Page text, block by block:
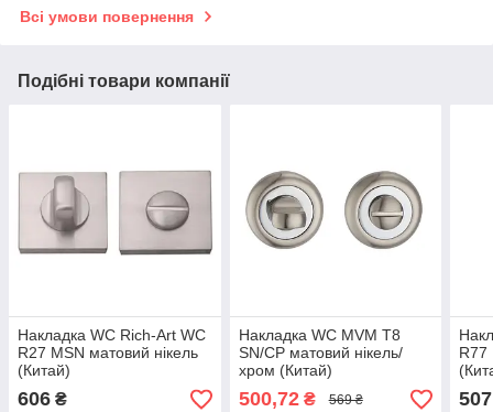
Всі умови повернення
Подібні товари компанії
Накладка WC Rich-Art WC
R27 MSN матовий нікель
(Китай)
606 ₴
Накладка WC MVM T8
SN/CP матовий нікель/
хром (Китай)
500,72₴ 569 ₴
R77
507